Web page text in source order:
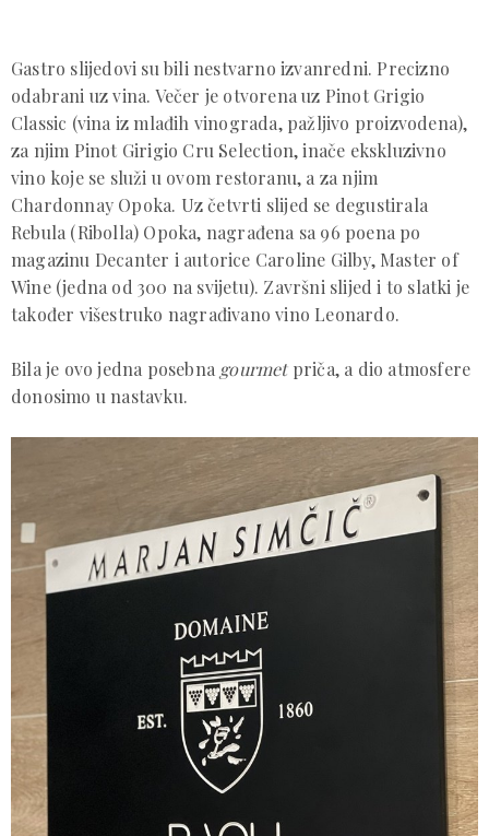
Gastro slijedovi su bili nestvarno izvanredni. Precizno
odabrani uz vina. Večer je otvorena uz Pinot Grigio
Classic (vina iz mlađih vinograda, pažljivo proizvodena),
za njim Pinot Girigio Cru Selection, inače ekskluzivno
vino koje se služi u ovom restoranu, a za njim
Chardonnay Opoka. Uz četvrti slijed se degustirala
Rebula (Ribolla) Opoka, nagrađena sa 96 poena po
magazinu Decanter i autorice Caroline Gilby, Master of
Wine (jedna od 300 na svijetu). Završni slijed i to slatki je
također višestruko nagrađivano vino Leonardo.
Bila je ovo jedna posebna gourmetpriča, a dio atmosfere
donosimo u nastavku.